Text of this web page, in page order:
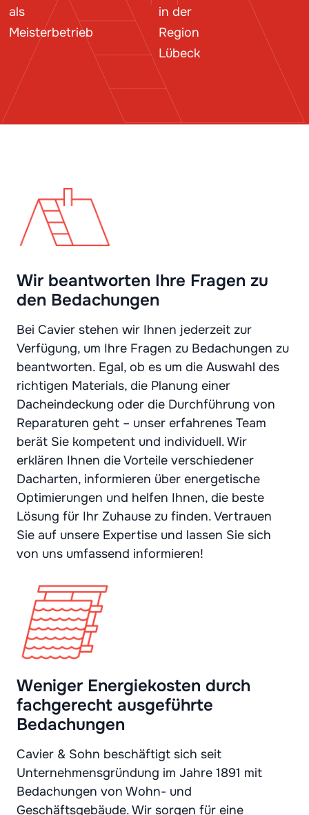
als
Meisterbetrieb
in der
Region
Lübeck
Wir beantworten Ihre Fragen zu
den Bedachungen
Bei Cavier stehen wir Ihnen jederzeit zur
Verfügung, um Ihre Fragen zu Bedachungen zu
beantworten. Egal, ob es um die Auswahl des
richtigen Materials, die Planung einer
Dacheindeckung oder die Durchführung von
Reparaturen geht – unser erfahrenes Team
berät Sie kompetent und individuell. Wir
erklären Ihnen die Vorteile verschiedener
Dacharten, informieren über energetische
Optimierungen und helfen Ihnen, die beste
Lösung für Ihr Zuhause zu finden. Vertrauen
Sie auf unsere Expertise und lassen Sie sich
von uns umfassend informieren!
Weniger Energiekosten durch
fachgerecht ausgeführte
Bedachungen
Cavier & Sohn beschäftigt sich seit
Unternehmensgründung im Jahre 1891 mit
Bedachungen von Wohn- und
Geschäftsgebäude. Wir sorgen für eine